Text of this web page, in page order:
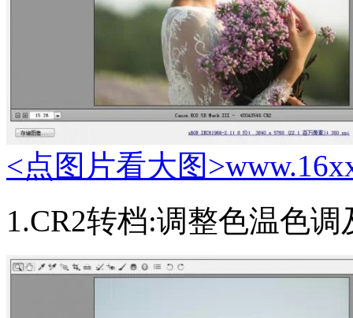
<点图片看大图>
1.CR2转档:调整色温色调